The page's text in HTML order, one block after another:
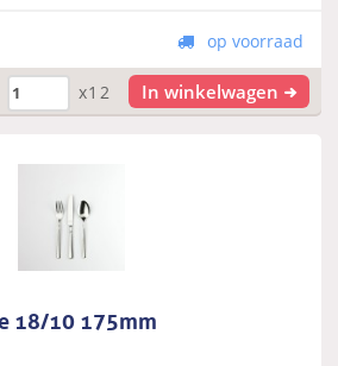
op voorraad
x12 In winkelwagen
18/10 175mm